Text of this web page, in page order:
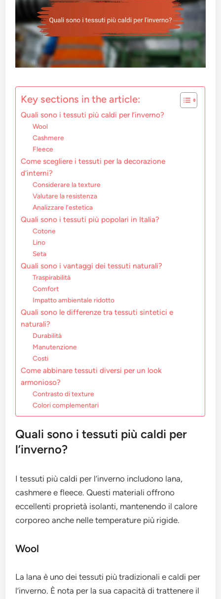
Key sections in the article:
Quali sono i tessuti più caldi per l’inverno?
Wool
Cashmere
Fleece
Come scegliere i tessuti per la decorazione
d’interni?
Considerare la texture
Valutare la resistenza
Analizzare l’estetica
Quali sono i tessuti più popolari in Italia?
Cotone
Lino
Seta
Quali sono i vantaggi dei tessuti naturali?
Traspirabilità
Comfort
Impatto ambientale ridotto
Quali sono le differenze tra tessuti sintetici e
naturali?
Durabilità
Manutenzione
Costi
Come abbinare tessuti diversi per un look
armonioso?
Contrasto di texture
Colori complementari
Quali sono i tessuti più caldi per
l’inverno?
I tessuti più caldi per l’inverno includono lana,
cashmere e fleece. Questi materiali offrono
eccellenti proprietà isolanti, mantenendo il calore
corporeo anche nelle temperature più rigide.
Wool
La lana è uno dei tessuti più tradizionali e caldi per
l’inverno. È nota per la sua capacità di trattenere il